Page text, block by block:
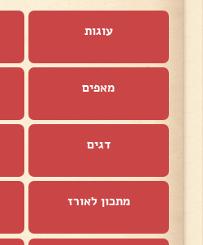
עוגות
מאפים
דגים
מתכון לאורז